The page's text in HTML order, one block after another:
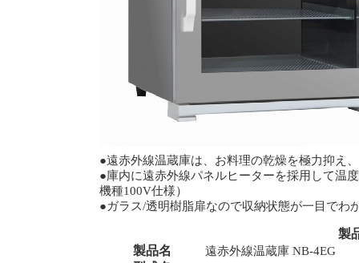
●遠赤外線温蔵庫は、お料理の乾燥を極力抑え
●庫内に遠赤外線パネルヒーターを採用して温
機種100V仕様）
●ガラス/透明樹脂扉なので収納状態が一目でわ
製
製品名
遠赤外線温蔵庫 NB-4EG